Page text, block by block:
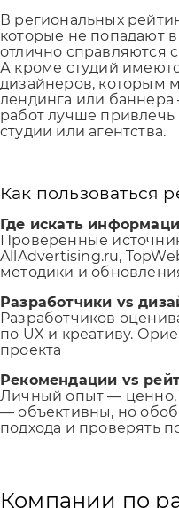
В региональных
которые не попадают
отлично справляются
А кроме студий
дизайнеров, которым
лендинга или
работ лучше привлечь
студии или агентства.
Как пользоваться
Где искать
Проверенные
AllAdvertising.ru,
методики и
Разработчики vs
Разработчиков
по UX и креативу.
проекта
Рекомендации vs
Личный опыт — ценно,
— объективны, но
подхода и проверять
Компании по